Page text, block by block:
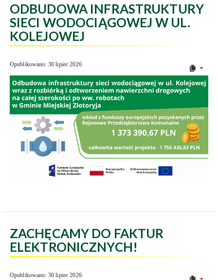
ODBUDOWA INFRASTRUKTURY
SIECI WODOCIĄGOWEJ W UL.
KOLEJOWEJ
Opublikowano: 30 lipiec 2026
ZACHĘCAMY DO FAKTUR
ELEKTRONICZNYCH!
Opublikowano: 30 lipiec 2026